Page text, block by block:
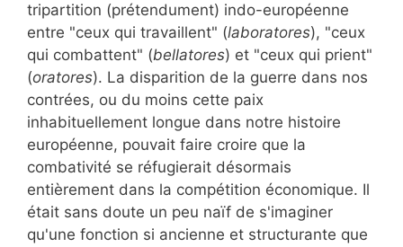
tripartition (prétendument) indo-européenne
entre "ceux qui travaillent" (laboratores), "ceux
qui combattent" (bellatores) et "ceux qui prient"
(oratores). La disparition de la guerre dans nos
contrées, ou du moins cette paix
inhabituellement longue dans notre histoire
européenne, pouvait faire croire que la
combativité se réfugierait désormais
entièrement dans la compétition économique. Il
était sans doute un peu naïf de s'imaginer
qu'une fonction si ancienne et structurante que